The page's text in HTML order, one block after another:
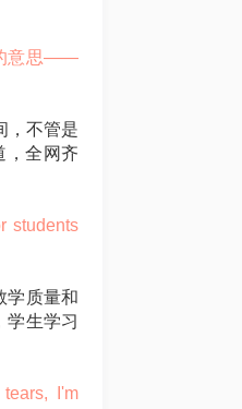
意思——
，不管是
，全网齐
students
学质量和
学生学习
I'm